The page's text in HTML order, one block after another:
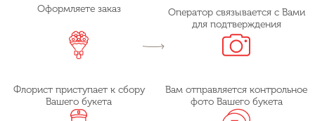
Оформляете заказ
Оператор связывается с Вами
для подтверждения
Флорист приступает к сбору
Вашего букета
Вам отправляется контрольное
фото Вашего букета